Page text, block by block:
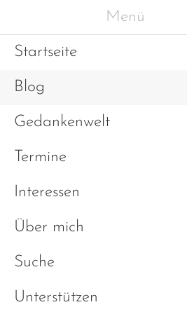
Autisten sind
oder effizient?
Menü
Startseite
Blog
Gedankenwelt
Termine
Interessen
Über mich
Suche
Unterstützen